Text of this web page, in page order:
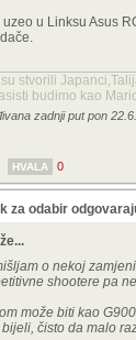
uzeo u Linksu Asus
stvorili
budimo kao
zadnji put pon
HVALA 0
za odabir
o nekoj
shootere pa
može biti kao
čisto da malo